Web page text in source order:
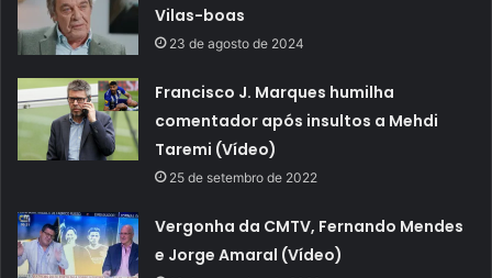
Vilas-boas
23 de agosto de 2024
Francisco J. Marques humilha
comentador após insultos a Mehdi
Taremi (Vídeo)
25 de setembro de 2022
Vergonha da CMTV, Fernando Mendes
e Jorge Amaral (Vídeo)